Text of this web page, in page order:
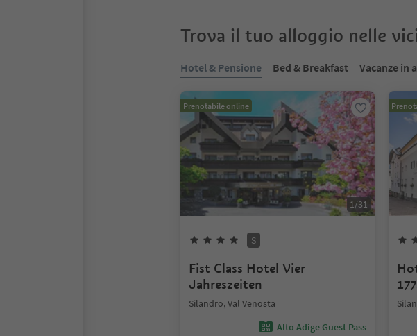
Trova il tuo alloggio nelle
Hotel & Pensione Bed & Breakfast Vacanze in
Prenotabile online
1/31
S
Fist Class Hotel Vier
Jahreszeiten
Silandro, Val Venosta
Alto Adige Guest Pass